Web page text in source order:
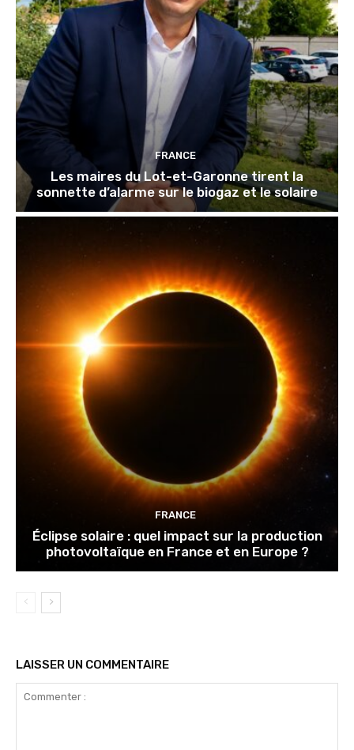
FRANCE
Les maires du Lot-et-Garonne tirent la
sonnette d’alarme sur le biogaz et le solaire
FRANCE
Éclipse solaire : quel impact sur la production
photovoltaïque en France et en Europe ?
LAISSER UN COMMENTAIRE